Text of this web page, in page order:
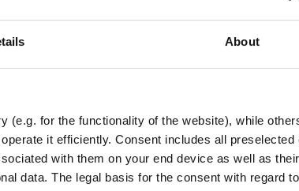
About
(e.g. for the functionality of the website), while
it efficiently. Consent includes all preselected
with them on your end device as well as their
data. The legal basis for the consent with regard
Mehr erfahren
Technische Daten
Abmessungen